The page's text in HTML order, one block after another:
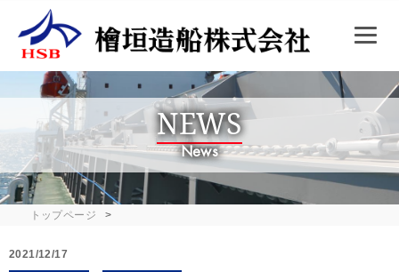
NEWS
News
トップページ
2021/12/17